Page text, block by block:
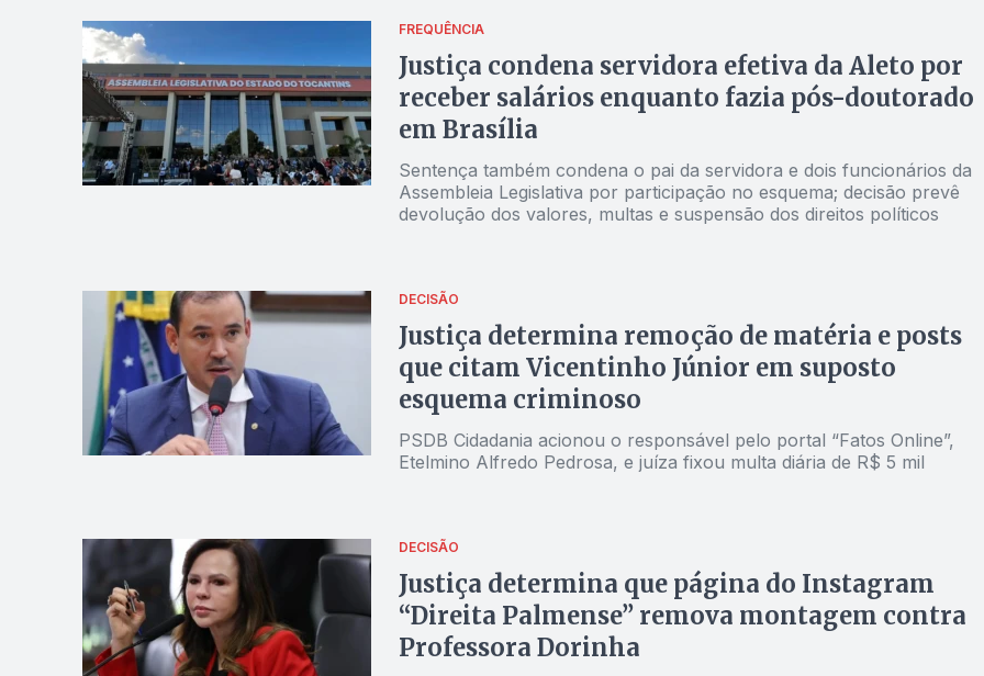
FREQUÊNCIA
Justiça condena servidora efetiva da Aleto por
receber salários enquanto fazia pós-doutorado
em Brasília
Sentença também condena o pai da servidora e dois funcionários da
Assembleia Legislativa por participação no esquema; decisão prevê
devolução dos valores, multas e suspensão dos direitos políticos
DECISÃO
Justiça determina remoção de matéria e posts
que citam Vicentinho Júnior em suposto
esquema criminoso
PSDB Cidadania acionou o responsável pelo portal “Fatos Online”,
Etelmino Alfredo Pedrosa, e juíza fixou multa diária de R$ 5 mil
DECISÃO
Justiça determina que página do Instagram
“Direita Palmense” remova montagem contra
Professora Dorinha